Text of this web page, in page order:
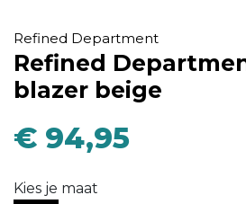
Refined Department
Refined
blazer beige
€ 94,95
Kies je maat